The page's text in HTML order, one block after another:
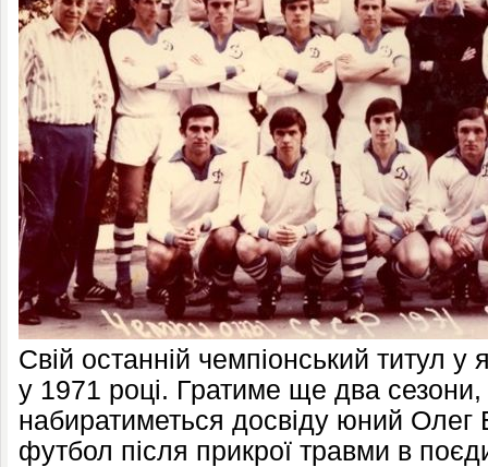
Свій останній чемпіонський титул у
у 1971 році. Гратиме ще два
набиратиметься досвіду юний Олег
футбол після прикрої травми в